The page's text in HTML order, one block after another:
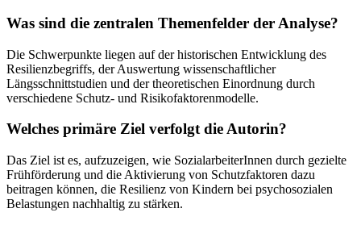
Was sind die zentralen Themenfelder der Analyse?
Die Schwerpunkte liegen auf der historischen Entwicklung des
Resilienzbegriffs, der Auswertung wissenschaftlicher
Längsschnittstudien und der theoretischen Einordnung durch
verschiedene Schutz- und Risikofaktorenmodelle.
Welches primäre Ziel verfolgt die Autorin?
Das Ziel ist es, aufzuzeigen, wie SozialarbeiterInnen durch gezielte
Frühförderung und die Aktivierung von Schutzfaktoren dazu
beitragen können, die Resilienz von Kindern bei psychosozialen
Belastungen nachhaltig zu stärken.